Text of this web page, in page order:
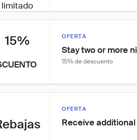
limitado
15% OFERTA
Stay two or more
15% de descuento
OFERTA
Receive